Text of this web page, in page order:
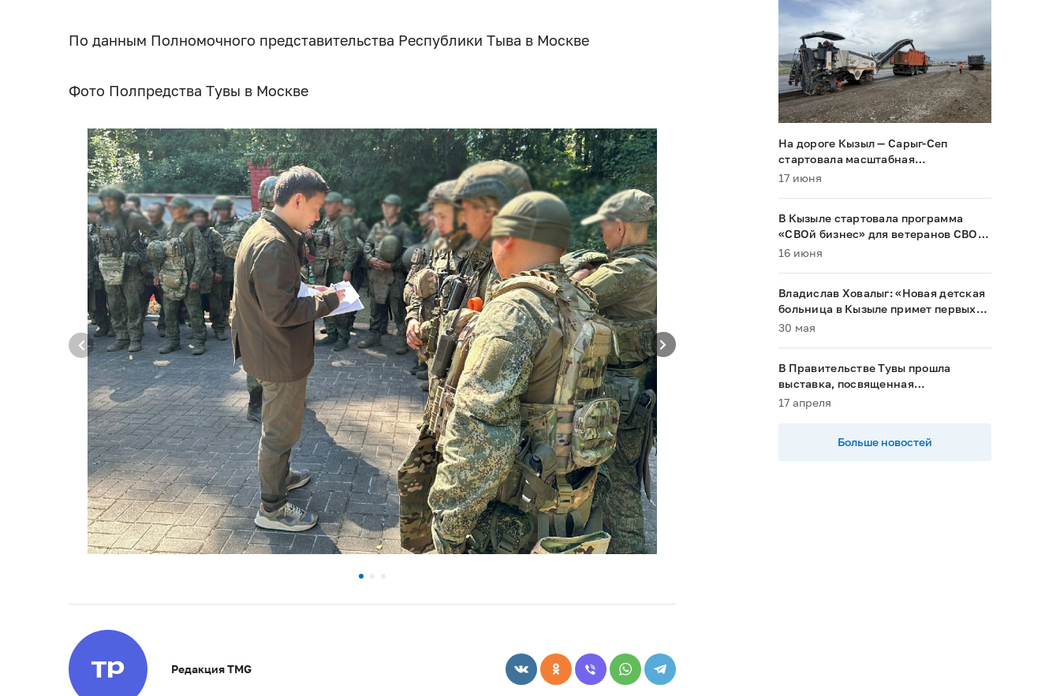
По данным Полномочного представительства Республики Тыва в Москве
Фото Полпредства Тувы в Москве
Редакция TMG
На дороге Кызыл — Сарыг-Сеп
стартовала масштабная
реконструкция
17 июня
В Кызыле стартовала программа
«СВОй бизнес» для ветеранов СВО и
их семей
16 июня
Владислав Ховалыг: «Новая детская
больница в Кызыле примет первых
пациентов в 2028 году»
30 мая
В Правительстве Тувы прошла
выставка, посвященная
национальным проектам
17 апреля
Больше новостей